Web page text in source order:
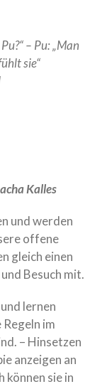
pures Leben…
alt ….
alt
Zindika Ojambo
– Pu: „Man
sie“
Kalles
und werden
offene
gleich einen
Besuch mit.
lernen
Regeln im
– Hinsetzen
anzeigen an
können sie in